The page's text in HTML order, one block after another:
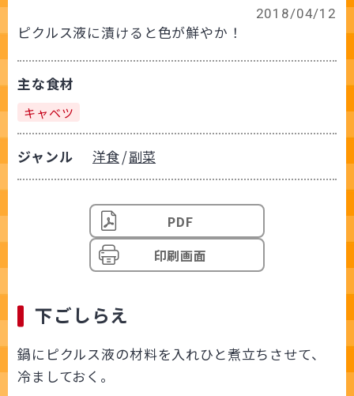
2018/04/12
ピクルス液に漬けると色が鮮やか！
主な食材
キャベツ
ジャンル 洋食 副菜
PDF
印刷画面
下ごしらえ
鍋にピクルス液の材料を入れひと煮立ちさせて、
冷ましておく。